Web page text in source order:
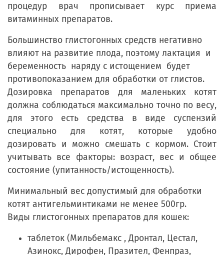
процедур врач прописывает курс приема
витаминных препаратов.
Большинство глистогонных средств негативно
влияют на развитие плода, поэтому лактация и
беременность наряду с истощением будет
противопоказанием для обработки от глистов.
Дозировка препаратов для маленьких котят
должна соблюдаться максимально точно по весу,
для этого есть средства в виде суспензий
специально для котят, которые удобно
дозировать и можно смешать с кормом. Стоит
учитывать все факторы: возраст, вес и общее
состояние (упитанность/истощенность).
Минимальный вес допустимый для обработки
котят антигельминтиками не менее 500гр.
Виды глистогонных препаратов для кошек:
таблеток (Мильбемакс , Дронтал, Цестал,
Азинокс, Дирофен, Празител, Фенпраз,